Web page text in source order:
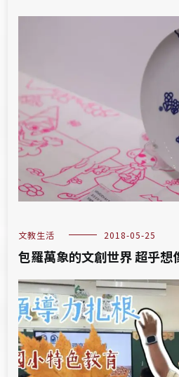
文教生活 2018-05-25
包羅萬象的文創世界 超乎想